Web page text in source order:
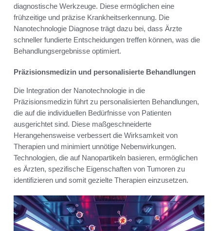
diagnostische Werkzeuge. Diese ermöglichen eine
frühzeitige und präzise Krankheitserkennung. Die
Nanotechnologie Diagnose trägt dazu bei, dass Ärzte
schneller fundierte Entscheidungen treffen können, was die
Behandlungsergebnisse optimiert.
Präzisionsmedizin und personalisierte Behandlungen
Die Integration der Nanotechnologie in die
Präzisionsmedizin führt zu personalisierten Behandlungen,
die auf die individuellen Bedürfnisse von Patienten
ausgerichtet sind. Diese maßgeschneiderte
Herangehensweise verbessert die Wirksamkeit von
Therapien und minimiert unnötige Nebenwirkungen.
Technologien, die auf Nanopartikeln basieren, ermöglichen
es Ärzten, spezifische Eigenschaften von Tumoren zu
identifizieren und somit gezielte Therapien einzusetzen.